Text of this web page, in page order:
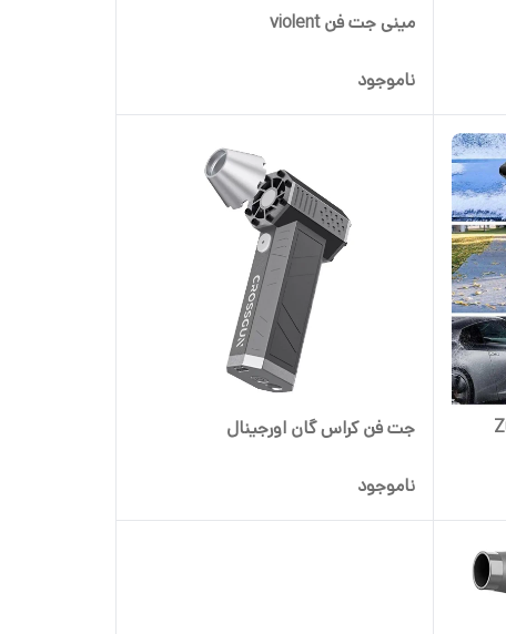
مینی جت فن violent
ناموجود
جت فن کراس گان اورجینال
ناموجود